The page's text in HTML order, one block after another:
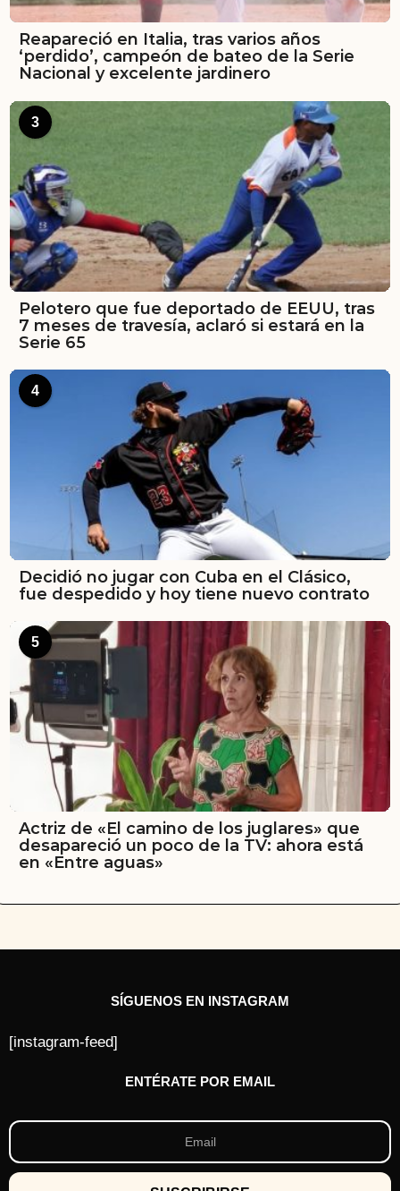
Reapareció en Italia, tras varios años
‘perdido’, campeón de bateo de la Serie
Nacional y excelente jardinero
3
Pelotero que fue deportado de EEUU, tras
7 meses de travesía, aclaró si estará en la
Serie 65
4
Decidió no jugar con Cuba en el Clásico,
fue despedido y hoy tiene nuevo contrato
5
Actriz de «El camino de los juglares» que
desapareció un poco de la TV: ahora está
en «Entre aguas»
SÍGUENOS EN INSTAGRAM
[instagram-feed]
ENTÉRATE POR EMAIL